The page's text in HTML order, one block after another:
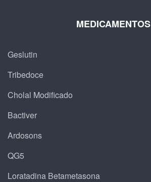
MEDICAMENTOS
Geslutin
Tribedoce
Cholal Modificado
Bactiver
Ardosons
QG5
Loratadina Betametasona